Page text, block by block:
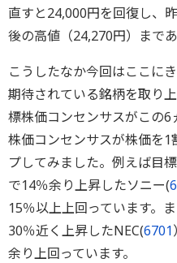
直すと24,000円を回復し、
後の高値（24,270円）まで
こうしたなか今回はここに
期待されている銘柄を取り
標株価コンセンサスがこの
株価コンセンサスが株価を
プしてみました。例えば目
で14％余り上昇したソニー(
15％以上上回っています。
30％近く上昇したNEC(6701
余り上回っています。